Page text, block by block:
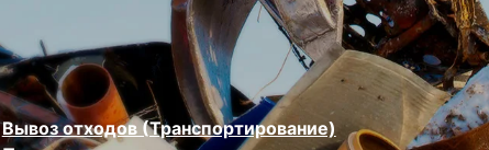
Вывоз отходов (Транспортирование)